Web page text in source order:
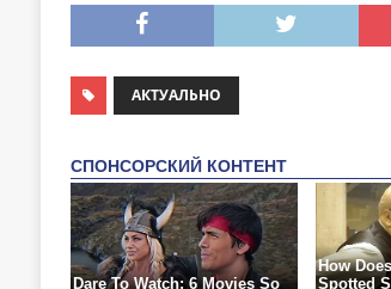
АКТУАЛЬНО